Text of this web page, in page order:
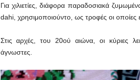
Για χιλιετίες, διάφορα παραδοσιακά
dahi, χρησιμοποιούντο, ως τροφές οι οποίες
Στις αρχές, του 20ού αιώνα, οι κύριες
άγνωστες.